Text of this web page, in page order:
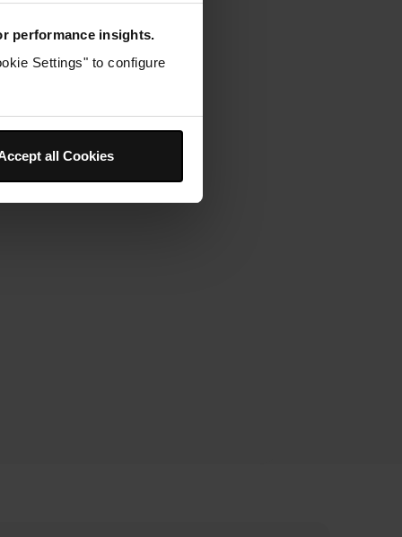
performance insights.
Settings" to configure
all Cookies
sur votre
vous aide !
notices produits